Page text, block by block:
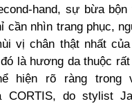
hand, sự bừa
cần nhìn trang phục,
vị chân thật nhất
là hương da thuộc
hiện rõ ràng trong
do stylist